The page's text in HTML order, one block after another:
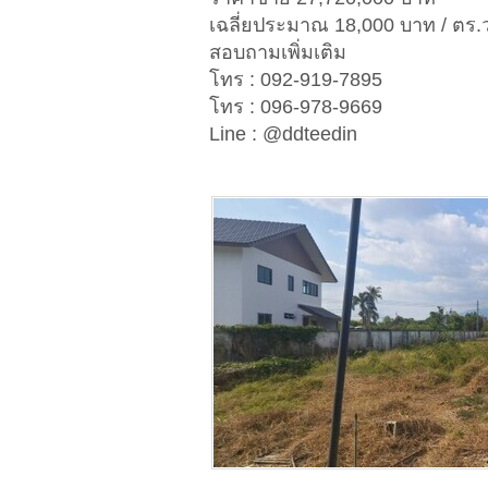
เฉลี่ยประมาณ 18,000 บาท / ตร.
สอบถามเพิ่มเติม
โทร : 092-919-7895
โทร : 096-978-9669
Line : @ddteedin